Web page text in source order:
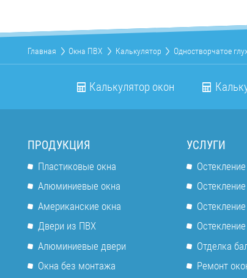
Главная Окна ПВХ Калькулятор Одностворчатое
Калькулятор окон
ПРОДУКЦИЯ
Пластиковые окна
Алюминиевые окна
Американские окна
Двери из ПВХ
Алюминиевые двери
Окна без монтажа
УСЛУГИ
Отделка
Ремонт